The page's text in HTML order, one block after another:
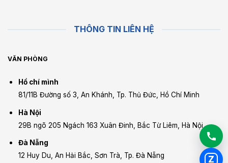
THÔNG TIN LIÊN HỆ
VĂN PHÒNG
Hồ chí mình
81/11B Đường số 3, An Khánh, Tp. Thủ Đức, Hồ Chí Minh
Hà Nội
29B ngõ 205 Ngách 163 Xuân Đinh, Bắc Từ Liêm, Hà Nội
Đà Nẵng
12 Huy Du, An Hải Bắc, Sơn Trà, Tp. Đà Nẵng
Z